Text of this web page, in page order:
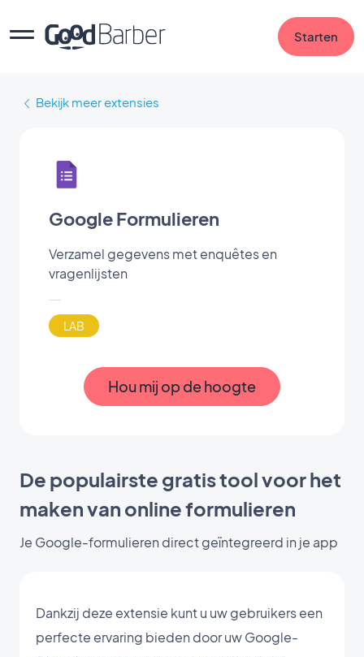
Starten
Bekijk meer extensies
Google Formulieren
Verzamel gegevens met enquêtes en
vragenlijsten
LAB
Hou mij op de hoogte
De populairste gratis tool voor het
maken van online formulieren
Je Google-formulieren direct geïntegreerd in je app
Dankzij deze extensie kunt u uw gebruikers een
perfecte ervaring bieden door uw Google-